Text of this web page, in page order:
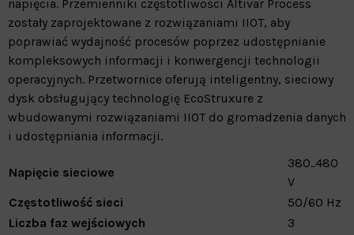
napięcia. Przemienniki częstotliwości Altivar Process
zostały zaprojektowane z rozwiązaniami IIOT, aby
poprawiać wydajność procesów poprzez udostępnianie
kompleksowych informacji i konwergencji technologii
operacyjnych. Przetwornice oferują inteligentny, sieciowy
dysk obsługujący technologię EcoStruxure z
wbudowanymi rozwiązaniami IIOT do gromadzenia danych
i udostępniania informacji.
Napięcie sieciowe
380..480
V
Częstotliwość sieci
50/60 Hz
Liczba faz wejściowych
3